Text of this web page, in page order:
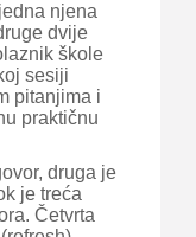
njena
dvije
škole
sesiji
pitanjima i
praktičnu
druga je
je treća
Četvrta